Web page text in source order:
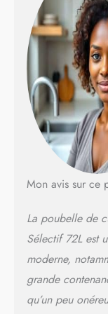
Mon avis sur ce
La poubelle de
Sélectif 72L est
moderne,
grande
qu’un peu